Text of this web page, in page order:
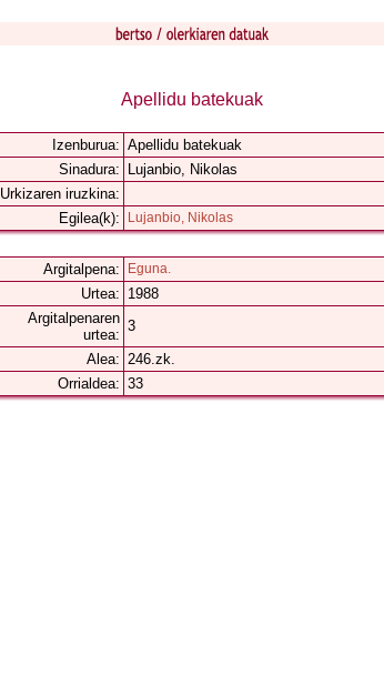
Apellidu batekuak
Izenburua: Apellidu batekuak
Sinadura:
Lujanbio, Nikolas
Urkizaren iruzkina:
Egilea(k):
Lujanbio, Nikolas
Argitalpena: Eguna.
Urtea: 1988
Argitalpenaren
urtea:
3
Alea: 246.zk.
Orrialdea: 33